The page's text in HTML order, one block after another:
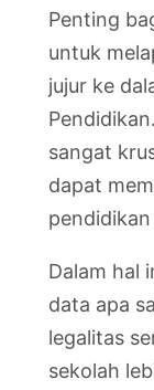
Penting
untuk
jujur ke
sangat
dapat
Dalam hal
data apa
legalitas
sekolah